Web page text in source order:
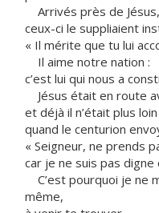
Arrivés près de Jésus,
ceux-ci le suppliaient
« Il mérite que tu lui
Il aime notre nation :
c’est lui qui nous a
Jésus était en route
et déjà il n’était plus
quand le centurion
« Seigneur, ne prends
car je ne suis pas
C’est pourquoi je ne
même,